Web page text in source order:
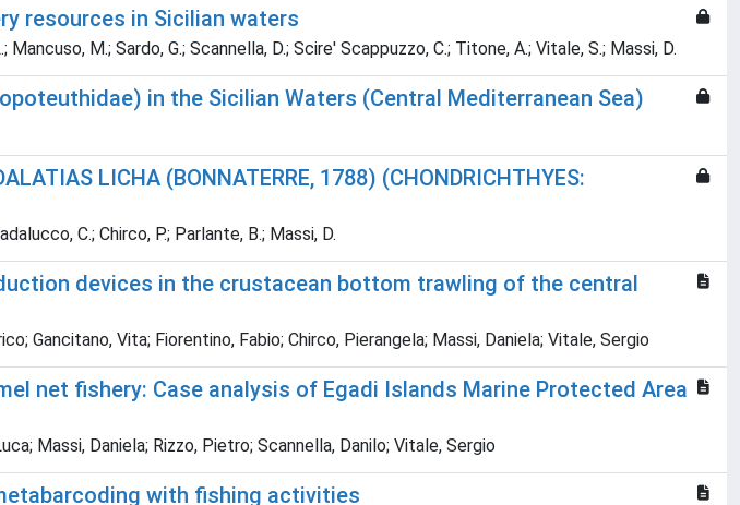
resources in Sicilian waters
M.; Sardo, G.; Scannella, D.; Scire' Scappuzzo, C.; Titone, A.; Vitale, S.; Massi, D.
in the Sicilian Waters (Central Mediterranean Sea)
LICHA (BONNATERRE, 1788) (CHONDRICHTHYES:
C.; Chirco, P.; Parlante, B.; Massi, D.
devices in the crustacean bottom trawling of the central
Gancitano, Vita; Fiorentino, Fabio; Chirco, Pierangela; Massi, Daniela; Vitale, Sergio
net fishery: Case analysis of Egadi Islands Marine Protected Area
Massi, Daniela; Rizzo, Pietro; Scannella, Danilo; Vitale, Sergio
with fishing activities